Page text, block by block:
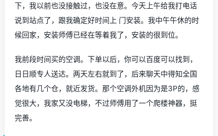
下，我以前也没接触过，也没在意。今天上午给我打电话
说到站点了，跟我确定好时间上 门安装。我中午午休的时
候回家，安装师傅已经在等着我了，安装的很到位。
我前段时间买的空调。下单以后，你可以百度可以找到，
日日顺专人送达。两天左右就到了，后来聊天中得知全国
各地有几个仓，就近发货。那个空调外机因为是3P的，感
觉很大，我家又没电梯，不过师傅用了一个爬楼神器，挺
完善。